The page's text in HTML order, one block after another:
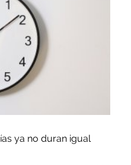
ya no duran igual